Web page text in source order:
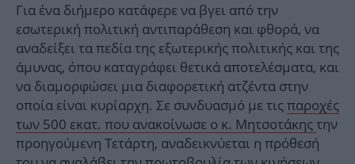
Για ένα διήμερο κατάφερε να βγει από την
εσωτερική πολιτική αντιπαράθεση και φθορά, να
αναδείξει τα πεδία της εξωτερικής πολιτικής και της
άμυνας, όπου καταγράφει θετικά αποτελέσματα, και
να διαμορφώσει μια διαφορετική ατζέντα στην
οποία είναι κυρίαρχη. Σε συνδυασμό με τιςπαροχές
των 500 εκατ. που ανακοίνωσε ο κ. Μητσοτάκηςτην
προηγούμενη Τετάρτη, αναδεικνύεται η πρόθεσή